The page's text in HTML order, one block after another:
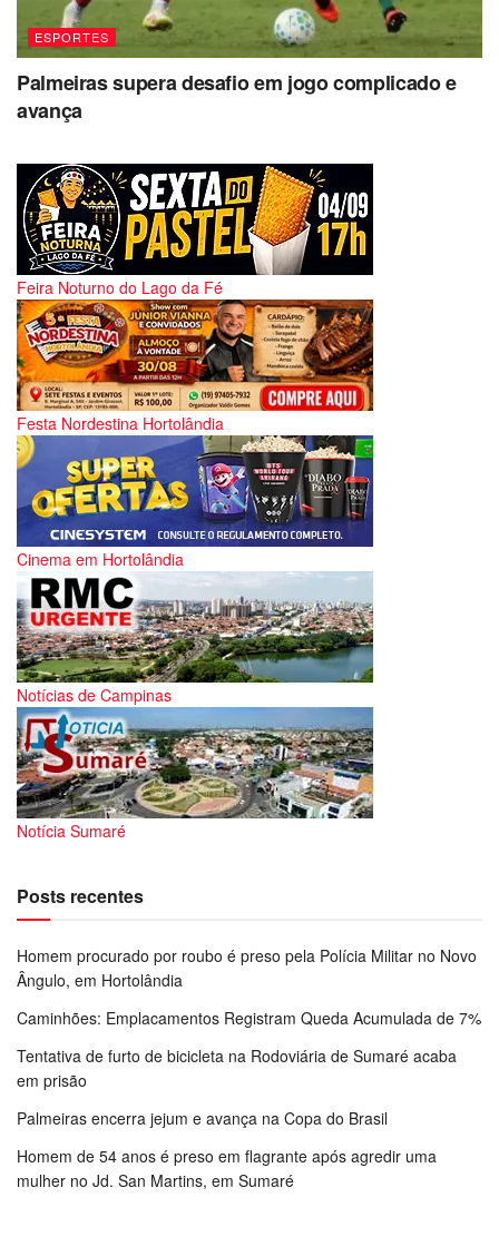
ESPORTES
Palmeiras supera desafio em jogo complicado e
avança
Feira Noturno do Lago da Fé
Festa Nordestina Hortolândia
Cinema em Hortolândia
Notícias de Campinas
Notícia Sumaré
Posts recentes
Homem procurado por roubo é preso pela Polícia Militar no Novo
Ângulo, em Hortolândia
Caminhões: Emplacamentos Registram Queda Acumulada de 7%
Tentativa de furto de bicicleta na Rodoviária de Sumaré acaba
em prisão
Palmeiras encerra jejum e avança na Copa do Brasil
Homem de 54 anos é preso em flagrante após agredir uma
mulher no Jd. San Martins, em Sumaré